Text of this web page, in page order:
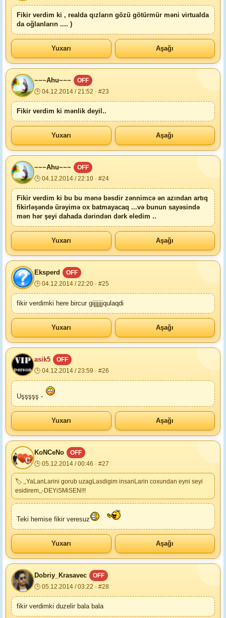
Fikir verdim ki , realda qızların gözü götürmür məni virtualda
da oğlanların .... )
Yuxarı Aşağı
~~~Ahu~~~
OFF
🕒 04.12.2014 / 21:52 · #23
Fikir verdim ki mənlik deyil..
Yuxarı Aşağı
~~~Ahu~~~
OFF
🕒 04.12.2014 / 22:10 · #24
Fikir verdim ki bu bu mənə bəsdir zənnimcə ən azından artıq
fikirləşəndə ürəyimə ox batmayacaq ...və bunun sayəsində
mən hər şeyi dahada dərindən dərk eledim ..
Yuxarı Aşağı
Eksperd
OFF
🕒 04.12.2014 / 22:20 · #25
fikir verdimki here bircur gijjjjjjqulaqdi
Yuxarı Aşağı
asik5
OFF
🕒 04.12.2014 / 23:59 · #26
Uşşşşş -
Yuxarı Aşağı
KoNCeNo
OFF
🕒 05.12.2014 / 00:46 · #27
🏷 ,,YaLanLarini gorub uzagLasdigim insanLarin coxundan eyni seyi
esidirem,,-DEYiSMiSEN!!!
Teki hemise fikir veresuz
Yuxarı Aşağı
Dobriy_Krasavec
OFF
🕒 05.12.2014 / 03:22 · #28
fikir verdimki duzelir bala bala